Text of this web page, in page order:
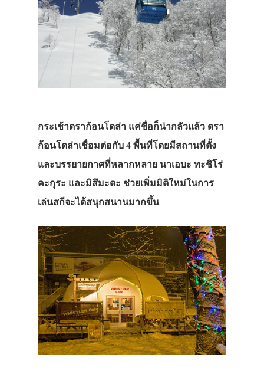
กระเช้าดราก้อนโดล่า แค่ชื่อก็น่ากลัวแล้ว ดรา
ก้อนโดล่าเชื่อมต่อกับ 4 พื้นที่โดยมีสถานที่ตั้ง
และบรรยายกาศที่หลากหลาย นาเอบะ ทะชิโร่
คะกุระ และมิสึมะตะ ช่วยเพิ่มมิติใหม่ในการ
เล่นสกีจะได้สนุกสนานมากขึ้น